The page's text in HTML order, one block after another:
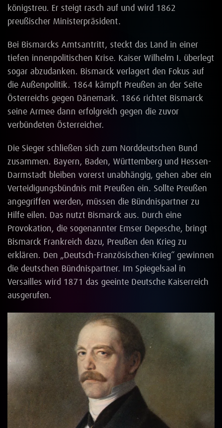
königstreu. Er steigt rasch auf und wird 1862
preußischer Ministerpräsident.
Bei Bismarcks Amtsantritt, steckt das Land in einer
tiefen innenpolitischen Krise. Kaiser Wilhelm I. überlegt
sogar abzudanken. Bismarck verlagert den Fokus auf
die Außenpolitik. 1864 kämpft Preußen an der Seite
Österreichs gegen Dänemark. 1866 richtet Bismarck
seine Armee dann erfolgreich gegen die zuvor
verbündeten Österreicher.
Die Sieger schließen sich zum Norddeutschen Bund
zusammen. Bayern, Baden, Württemberg und Hessen-
Darmstadt bleiben vorerst unabhängig, gehen aber ein
Verteidigungsbündnis mit Preußen ein. Sollte Preußen
angegriffen werden, müssen die Bündnispartner zu
Hilfe eilen. Das nutzt Bismarck aus. Durch eine
Provokation, die sogenannter Emser Depesche, bringt
Bismarck Frankreich dazu, Preußen den Krieg zu
erklären. Den „Deutsch-Französischen-Krieg“ gewinnen
die deutschen Bündnispartner. Im Spiegelsaal in
Versailles wird 1871 das geeinte Deutsche Kaiserreich
ausgerufen.